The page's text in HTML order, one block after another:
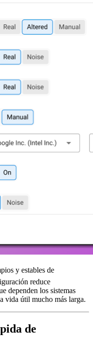
y estables de
reduce
dependen los sistemas
vida útil mucho más larga.
de